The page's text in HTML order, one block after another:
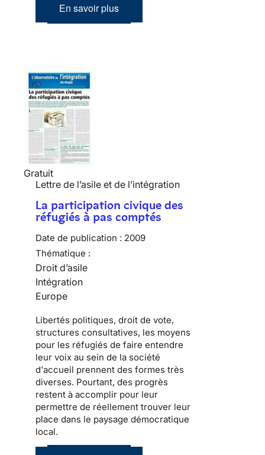
En savoir plus
Gratuit
Lettre de l’asile et de l’intégration
La participation civique des
réfugiés à pas comptés
Date de publication : 2009
Thématique :
Droit d’asile
Intégration
Europe
Libertés politiques, droit de vote,
structures consultatives, les moyens
pour les réfugiés de faire entendre
leur voix au sein de la société
d'accueil prennent des formes très
diverses. Pourtant, des progrès
restent à accomplir pour leur
permettre de réellement trouver leur
place dans le paysage démocratique
local.